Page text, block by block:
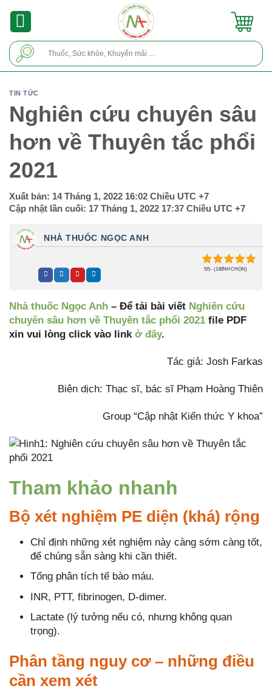
TIN TỨC
Nghiên cứu chuyên sâu
hơn về Thuyên tắc phổi
2021
Xuất bản: 14 Tháng 1, 2022 16:02 Chiều UTC +7
Cập nhật lần cuối: 17 Tháng 1, 2022 17:37 Chiều UTC +7
NHÀ THUỐC NGỌC ANH
5/5 - (1 BÌNH CHỌN)
Nhà thuốc Ngọc Anh – Để tải bài viết Nghiên cứu
chuyên sâu hơn về Thuyên tắc phổi 2021 file PDF
xin vui lòng click vào link ở đây.
Tác giả: Josh Farkas
Biên dịch: Thạc sĩ, bác sĩ Phạm Hoàng Thiên
Group “Cập nhật Kiến thức Y khoa”
Tham khảo nhanh
Bộ xét nghiệm PE diện (khá) rộng
Chỉ định những xét nghiệm này càng sớm càng tốt,
để chúng sẵn sàng khi cần thiết.
Tổng phân tích tế bào máu.
INR, PTT, fibrinogen, D-dimer.
Lactate (lý tưởng nếu có, nhưng không quan
trọng).
Phân tầng nguy cơ – những điều
cần xem xét